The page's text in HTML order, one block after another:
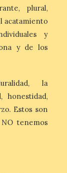
plural,
acatamiento
y
y de los
la
honestidad,
Estos son
tenemos